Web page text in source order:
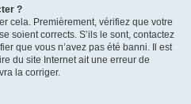
?
cela. Premièrement, vérifiez que votre
soient corrects. S’ils le sont, contactez
que vous n’avez pas été banni. Il est
du site Internet ait une erreur de
la corriger.